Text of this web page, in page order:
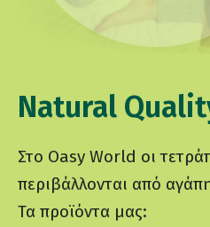
Natural
Στο Oasy World οι
περιβάλλονται από
Τα προϊόντα μας: